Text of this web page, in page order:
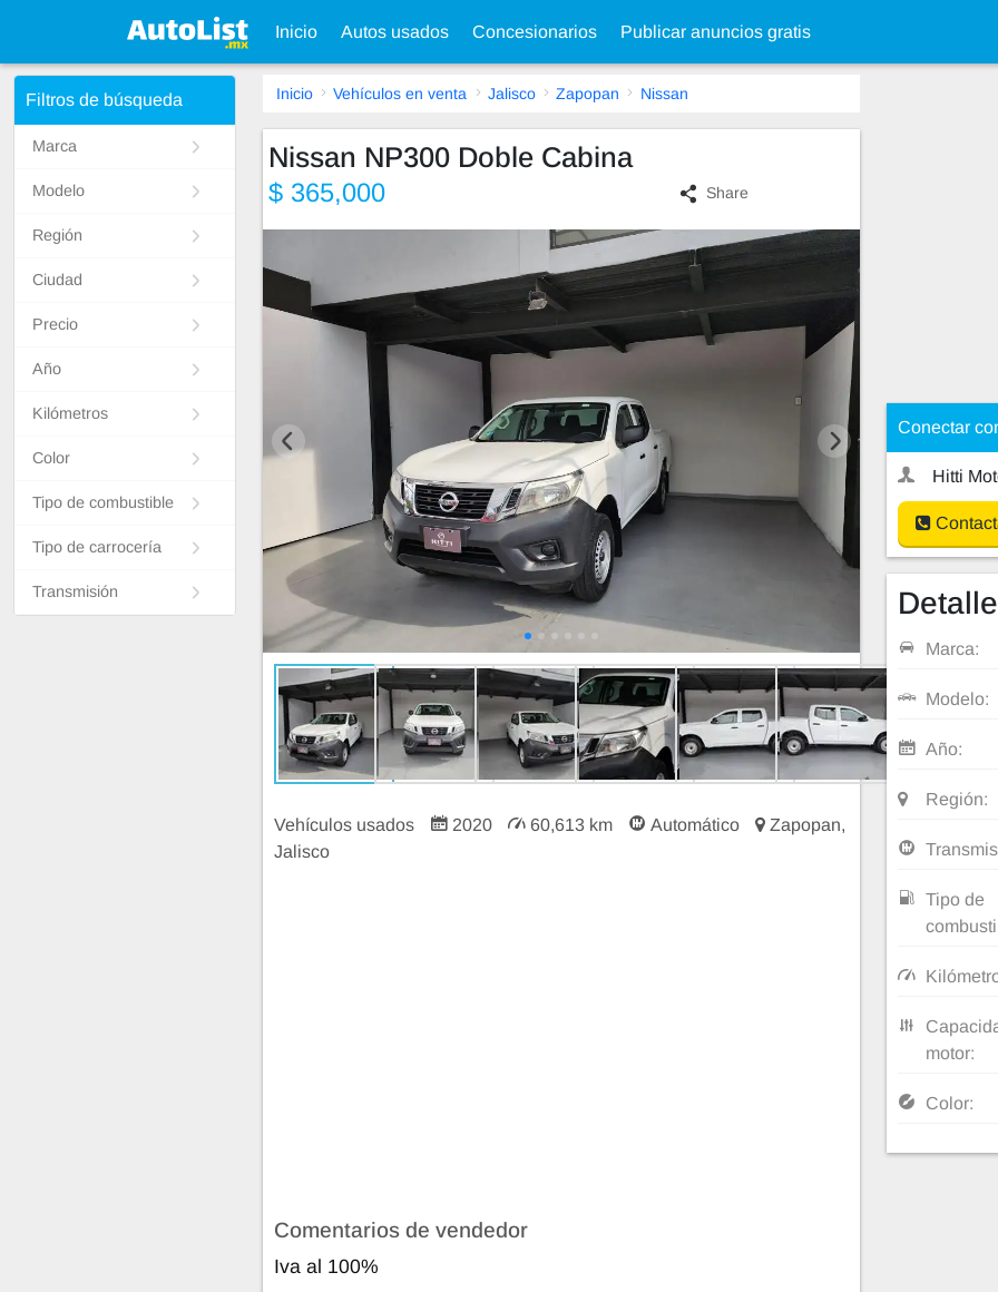
Inicio Autos usados Concesionarios Publicar anuncios gratis
Filtros de búsqueda
Marca
Modelo
Región
Ciudad
Precio
Año
Kilómetros
Color
Tipo de combustible
Tipo de carrocería
Transmisión
Inicio Vehículos en venta Jalisco Zapopan Nissan
Nissan NP300 Doble Cabina
$ 365,000 Share
Vehículos usados 2020 60,613 km Automático
Zapopan,
Jalisco
Comentarios de vendedor
Iva al 100%
Conectar
Hitti
Marca:
Modelo:
Año:
Región:
Tipo de
motor:
Color: